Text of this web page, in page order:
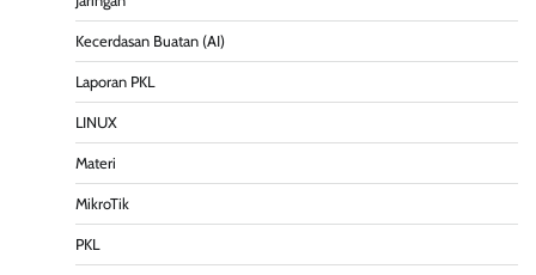
Kecerdasan Buatan (AI)
Laporan PKL
LINUX
Materi
MikroTik
PKL